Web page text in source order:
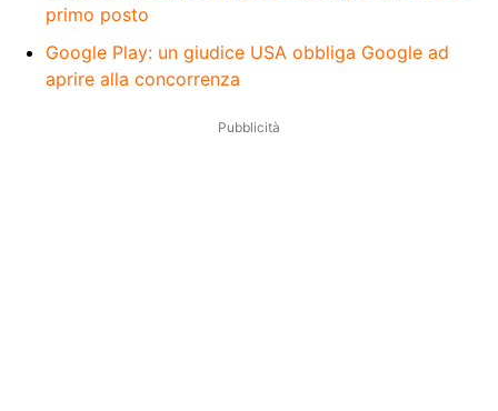
primo posto
Google Play: un giudice USA obbliga Google ad
aprire alla concorrenza
Pubblicità